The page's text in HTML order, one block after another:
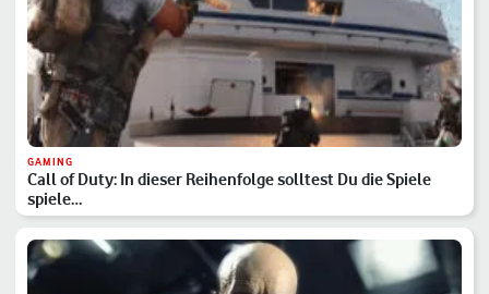
GAMING
Call of Duty: In dieser Reihenfolge solltest Du die Spiele
spiele…